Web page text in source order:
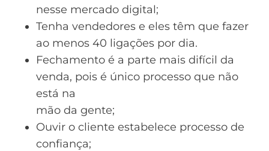
nesse mercado digital;
Tenha vendedores e eles têm que fazer
ao menos 40 ligações por dia.
Fechamento é a parte mais difícil da
venda, pois é único processo que não
está na
mão da gente;
Ouvir o cliente estabelece processo de
confiança;